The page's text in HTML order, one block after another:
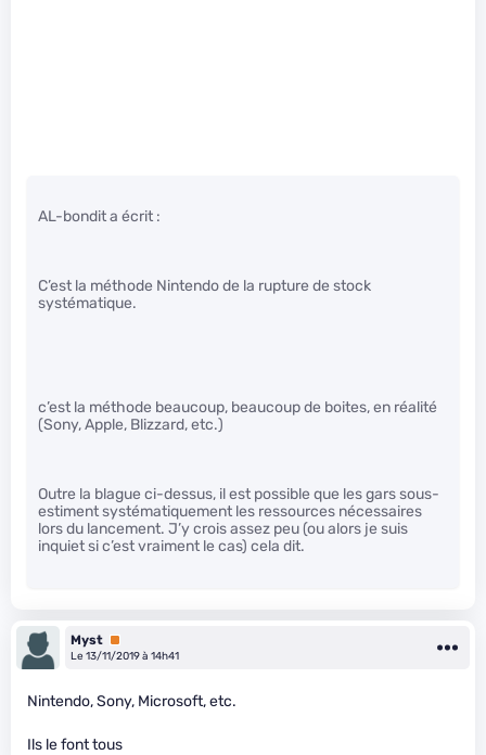
AL-bondit a écrit :
C’est la méthode Nintendo de la rupture de stock
systématique.
c’est la méthode beaucoup, beaucoup de boites, en réalité
(Sony, Apple, Blizzard, etc.)
Outre la blague ci-dessus, il est possible que les gars sous-
estiment systématiquement les ressources nécessaires
lors du lancement. J’y crois assez peu (ou alors je suis
inquiet si c’est vraiment le cas) cela dit.
Myst Premium
Le 13/11/2019 à 14h41
Nintendo, Sony, Microsoft, etc.
Ils le font tous